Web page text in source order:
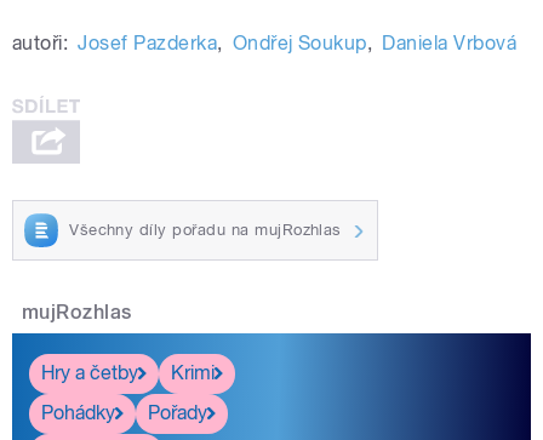
autoři: Josef Pazderka, Ondřej Soukup, Daniela Vrbová
Všechny díly pořadu na mujRozhlas
mujRozhlas
Hry a četby
Krimi
Pohádky
Pořady